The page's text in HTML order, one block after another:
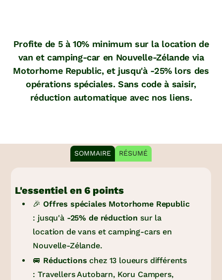
Profite de 5 à 10% minimum sur la location de
van et camping-car en Nouvelle-Zélande via
Motorhome Republic, et jusqu'à -25% lors des
opérations spéciales. Sans code à saisir,
réduction automatique avec nos liens.
SOMMAIRE RÉSUMÉ
L'essentiel en 6 points
🎉Offres spéciales Motorhome Republic
: jusqu'à -25% de réduction sur la
location de vans et camping-cars en
Nouvelle-Zélande.
🚐 Réductions chez 13 loueurs différents
: Travellers Autobarn, Koru Campers,